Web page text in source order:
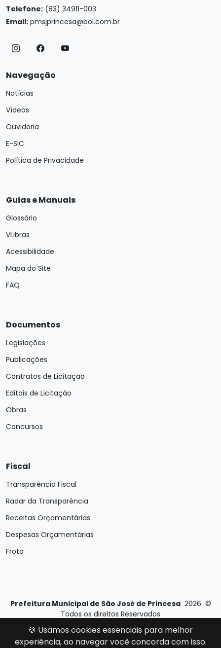
Telefone: (83) 34911-003
Email: pmsjprincesa@bol.com.br
Navegação
Notícias
Vídeos
Ouvidoria
E-SIC
Política de Privacidade
Guias e Manuais
Glossário
VLibras
Acessibilidade
Mapa do Site
FAQ
Documentos
Legislações
Publicações
Contratos de Licitação
Editais de Licitação
Obras
Concursos
Fiscal
Transparência Fiscal
Radar da Transparência
Receitas Orçamentárias
Despesas Orçamentárias
Frota
Prefeitura Municipal de São José de Princesa 2026 ©
Todos os direitos Reservados
Desenvolvido porE-Ticons| Versão: 2.4.1
🍪 Usamos cookies essenciais para melhor
experiência, ao navegar você concorda com isso.